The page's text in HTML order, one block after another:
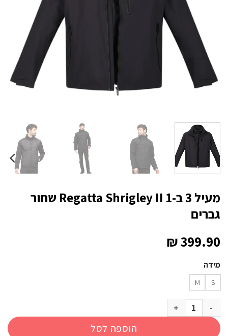
מעיל 3 ב-1 Regatta Shrigley II שחור
גברים
₪399.90
מידה
S
M
כמות של מעיל 3 ב-1 Regatta Shrigley II שחור גברים
הוספה לסל